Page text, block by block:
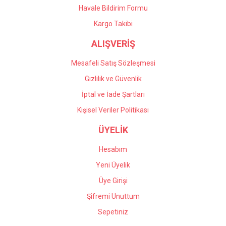
Gönder
Havale Bildirim Formu
Kargo Takibi
ALIŞVERİŞ
Mesafeli Satış Sözleşmesi
Gizlilik ve Güvenlik
İptal ve İade Şartları
Kişisel Veriler Politikası
ÜYELİK
Hesabım
Yeni Üyelik
Üye Girişi
Şifremi Unuttum
Sepetiniz